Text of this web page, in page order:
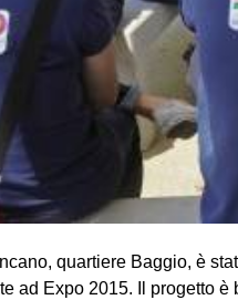
quartiere Baggio, è
ad Expo 2015. Il progetto